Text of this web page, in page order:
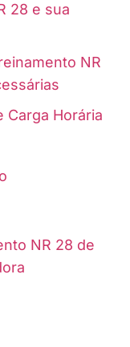
28 e sua
NR
Carga Horária
NR 28 de